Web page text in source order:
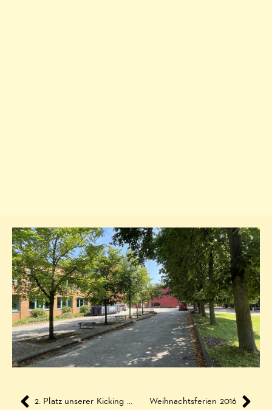
2. Platz unserer Kicking Girls beim Fußballturnier Weihnachtsferien 2016